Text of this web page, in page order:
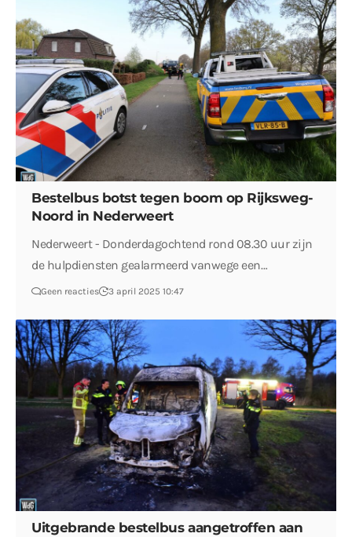
Bestelbus botst tegen boom op Rijksweg-
Noord in Nederweert
Nederweert - Donderdagochtend rond 08.30 uur zijn
de hulpdiensten gealarmeerd vanwege een…
Geen reacties 3 april 2025 10:47
Uitgebrande bestelbus aangetroffen aan